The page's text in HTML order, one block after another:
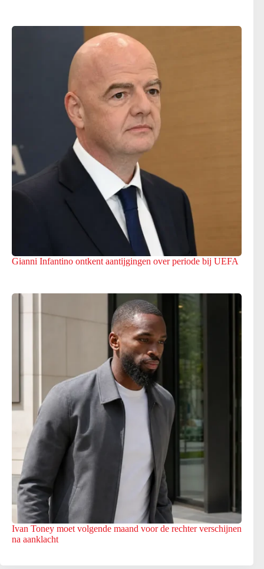
Gianni Infantino ontkent aantijgingen over periode bij UEFA
Ivan Toney moet volgende maand voor de rechter verschijnen
na aanklacht